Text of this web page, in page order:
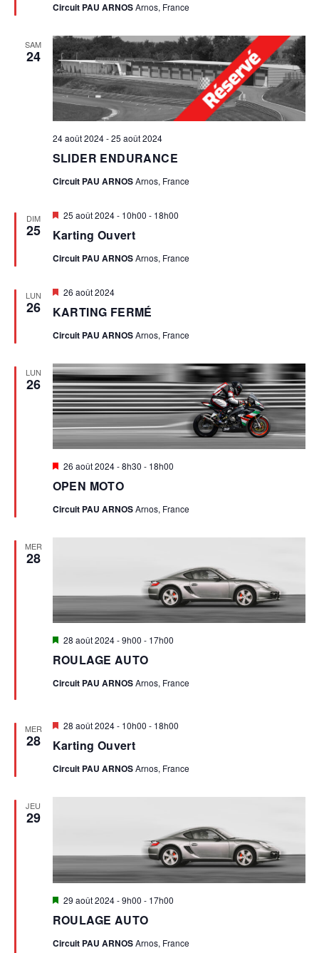
O
N
D
E
V
E
N
T
S
S
É
V
Circuit PAU ARNOSArnos, France
SAM
24
SLIDER ENDURANCE
24 août 2024-25 août 2024
Circuit PAU ARNOSArnos, France
DIM
25 Karting Ouvert
Mis
avant
25 août 2024 - 10h00 - 18h00
Circuit PAU ARNOSArnos, France
LUN
26 KARTING FERMÉ
Mis
avant
26 août 2024
Circuit PAU ARNOSArnos, France
LUN
26
OPEN MOTO
Mis
avant
26 août 2024 - 8h30 - 18h00
Circuit PAU ARNOSArnos, France
MER
28
ROULAGE AUTO
Mis
avant
28 août 2024 - 9h00 - 17h00
Circuit PAU ARNOSArnos, France
MER
28 Karting Ouvert
Mis
avant
28 août 2024 - 10h00 - 18h00
Circuit PAU ARNOSArnos, France
JEU
29
ROULAGE AUTO
Mis
avant
29 août 2024 - 9h00 - 17h00
Circuit PAU ARNOSArnos, France